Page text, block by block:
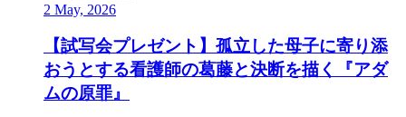
2 May, 2026
【試写会プレゼント】孤立した母子に寄り添
おうとする看護師の葛藤と決断を描く『アダ
ムの原罪』